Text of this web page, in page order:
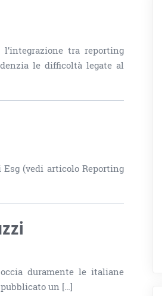
tra reporting
le difficoltà legate al
(vedi articolo Reporting
duramente le italiane
un […]